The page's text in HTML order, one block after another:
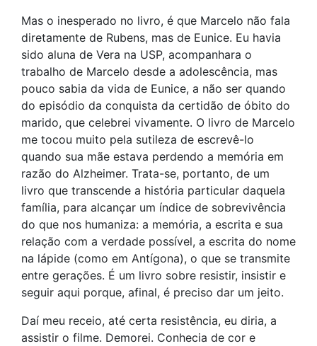
Mas o inesperado no livro, é que Marcelo não fala
diretamente de Rubens, mas de Eunice. Eu havia
sido aluna de Vera na USP, acompanhara o
trabalho de Marcelo desde a adolescência, mas
pouco sabia da vida de Eunice, a não ser quando
do episódio da conquista da certidão de óbito do
marido, que celebrei vivamente. O livro de Marcelo
me tocou muito pela sutileza de escrevê-lo
quando sua mãe estava perdendo a memória em
razão do Alzheimer. Trata-se, portanto, de um
livro que transcende a história particular daquela
família, para alcançar um índice de sobrevivência
do que nos humaniza: a memória, a escrita e sua
relação com a verdade possível, a escrita do nome
na lápide (como em Antígona), o que se transmite
entre gerações. É um livro sobre resistir, insistir e
seguir aqui porque, afinal, é preciso dar um jeito.
Daí meu receio, até certa resistência, eu diria, a
assistir o filme. Demorei. Conhecia de cor e